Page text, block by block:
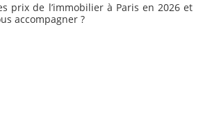
prix de l’immobilier à Paris en 2026 et
accompagner ?